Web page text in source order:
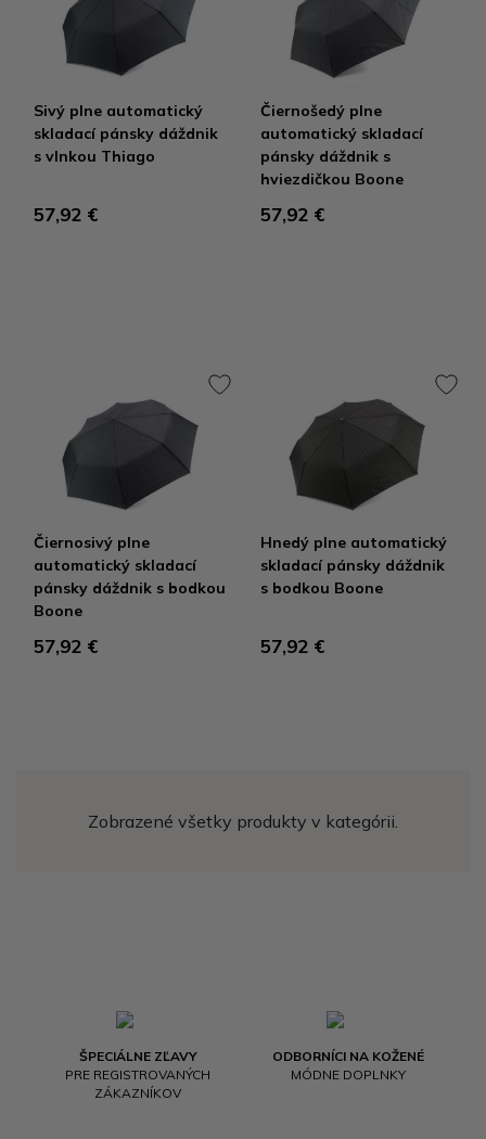
Sivý plne automatický
skladací pánsky dáždnik
s vlnkou Thiago
57,92 €
Čiernošedý plne
automatický skladací
pánsky dáždnik s
hviezdičkou Boone
57,92 €
Čiernosivý plne
automatický skladací
pánsky dáždnik s bodkou
Boone
57,92 €
Hnedý plne automatický
skladací pánsky dáždnik
s bodkou Boone
57,92 €
Zobrazené všetky produkty v kategórii.
ŠPECIÁLNE ZĽAVY
PRE REGISTROVANÝCH
ZÁKAZNÍKOV
ODBORNÍCI NA KOŽENÉ
MÓDNE DOPLNKY